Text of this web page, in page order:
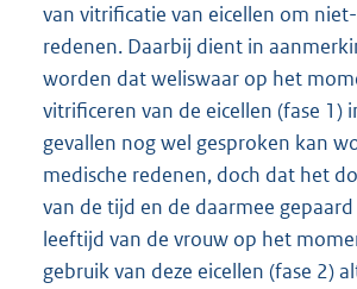
van vitrificatie van eicellen om
redenen. Daarbij dient in
worden dat weliswaar op het
vitrificeren van de eicellen (fase 1)
gevallen nog wel gesproken kan
medische redenen, doch dat het
van de tijd en de daarmee
leeftijd van de vrouw op het
gebruik van deze eicellen (fase 2)